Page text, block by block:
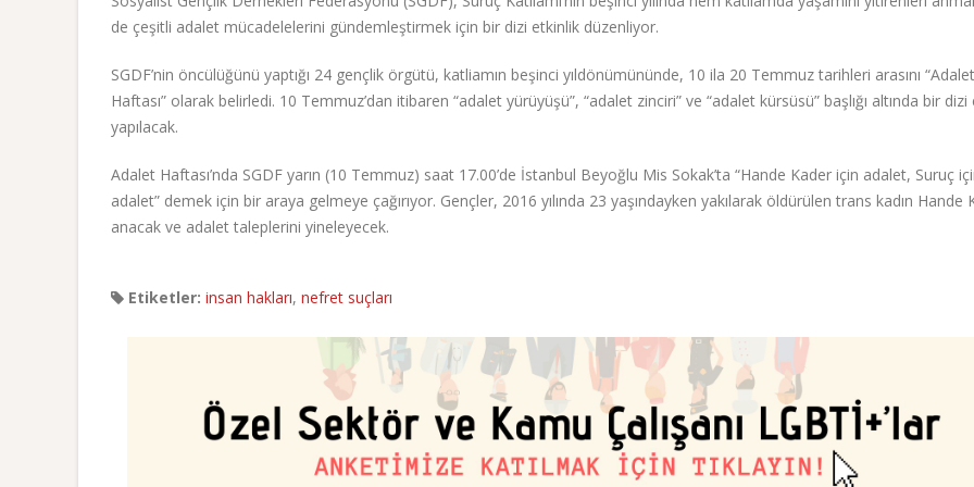
de çeşitli adalet mücadelelerini gündemleştirmek için bir dizi etkinlik düzenliyor.
SGDF’nin öncülüğünü yaptığı 24 gençlik örgütü, katliamın beşinci yıldönümününde, 10 ila 20 Temmuz tarihleri arasını “Adalet
Haftası” olarak belirledi. 10 Temmuz’dan itibaren “adalet yürüyüşü”, “adalet zinciri” ve “adalet kürsüsü” başlığı altında bir
yapılacak.
Adalet Haftası’nda SGDF yarın (10 Temmuz) saat 17.00’de İstanbul Beyoğlu Mis Sokak’ta “Hande Kader için adalet, Suruç
adalet” demek için bir araya gelmeye çağırıyor. Gençler, 2016 yılında 23 yaşındayken yakılarak öldürülen trans kadın Hande
anacak ve adalet taleplerini yineleyecek.
Etiketler: insan hakları, nefret suçları